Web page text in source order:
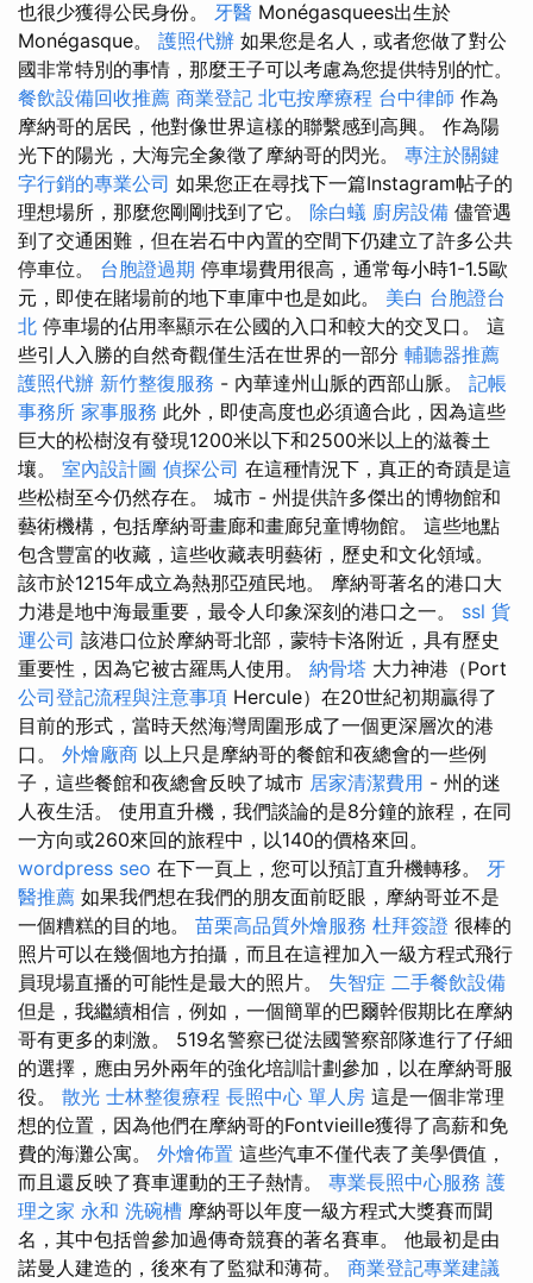
也很少獲得公民身份。 牙醫 Monégasquees出生於
Monégasque。 護照代辦 如果您是名人，或者您做了對公
國非常特別的事情，那麼王子可以考慮為您提供特別的忙。
餐飲設備回收推薦 商業登記 北屯按摩療程 台中律師 作為
摩納哥的居民，他對像世界這樣的聯繫感到高興。 作為陽
光下的陽光，大海完全象徵了摩納哥的閃光。 專注於關鍵
字行銷的專業公司 如果您正在尋找下一篇Instagram帖子的
理想場所，那麼您剛剛找到了它。 除白蟻 廚房設備 儘管遇
到了交通困難，但在岩石中內置的空間下仍建立了許多公共
停車位。 台胞證過期 停車場費用很高，通常每小時1-1.5歐
元，即使在賭場前的地下車庫中也是如此。 美白 台胞證台
北 停車場的佔用率顯示在公國的入口和較大的交叉口。 這
些引人入勝的自然奇觀僅生活在世界的一部分 輔聽器推薦
護照代辦 新竹整復服務 - 內華達州山脈的西部山脈。 記帳
事務所 家事服務 此外，即使高度也必須適合此，因為這些
巨大的松樹沒有發現1200米以下和2500米以上的滋養土
壤。 室內設計圖 偵探公司 在這種情況下，真正的奇蹟是這
些松樹至今仍然存在。 城市 - 州提供許多傑出的博物館和
藝術機構，包括摩納哥畫廊和畫廊兒童博物館。 這些地點
包含豐富的收藏，這些收藏表明藝術，歷史和文化領域。
該市於1215年成立為熱那亞殖民地。 摩納哥著名的港口大
力港是地中海最重要，最令人印象深刻的港口之一。 ssl 貨
運公司 該港口位於摩納哥北部，蒙特卡洛附近，具有歷史
重要性，因為它被古羅馬人使用。 納骨塔 大力神港（Port
公司登記流程與注意事項 Hercule）在20世紀初期贏得了
目前的形式，當時天然海灣周圍形成了一個更深層次的港
口。 外燴廠商 以上只是摩納哥的餐館和夜總會的一些例
子，這些餐館和夜總會反映了城市 居家清潔費用 - 州的迷
人夜生活。 使用直升機，我們談論的是8分鐘的旅程，在同
一方向或260來回的旅程中，以140的價格來回。
wordpress seo 在下一頁上，您可以預訂直升機轉移。 牙
醫推薦 如果我們想在我們的朋友面前眨眼，摩納哥並不是
一個糟糕的目的地。 苗栗高品質外燴服務 杜拜簽證 很棒的
照片可以在幾個地方拍攝，而且在這裡加入一級方程式飛行
員現場直播的可能性是最大的照片。 失智症 二手餐飲設備
但是，我繼續相信，例如，一個簡單的巴爾幹假期比在摩納
哥有更多的刺激。 519名警察已從法國警察部隊進行了仔細
的選擇，應由另外兩年的強化培訓計劃參加，以在摩納哥服
役。 散光 士林整復療程 長照中心 單人房 這是一個非常理
想的位置，因為他們在摩納哥的Fontvieille獲得了高薪和免
費的海灘公寓。 外燴佈置 這些汽車不僅代表了美學價值，
而且還反映了賽車運動的王子熱情。 專業長照中心服務 護
理之家 永和 洗碗槽 摩納哥以年度一級方程式大獎賽而聞
名，其中包括曾參加過傳奇競賽的著名賽車。 他最初是由
諾曼人建造的，後來有了監獄和薄荷。 商業登記專業建議